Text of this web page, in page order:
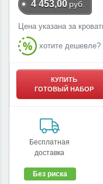
4 453,00 руб.
Цена указана за
хотите дешевле?
КУПИТЬ
ГОТОВЫЙ НАБОР
Бесплатная
доставка
Без риска